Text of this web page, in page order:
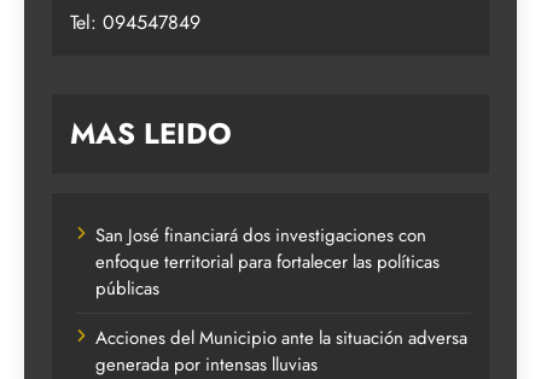
Tel: 094547849
MAS LEIDO
San José financiará dos investigaciones con
enfoque territorial para fortalecer las políticas
públicas
Acciones del Municipio ante la situación adversa
generada por intensas lluvias